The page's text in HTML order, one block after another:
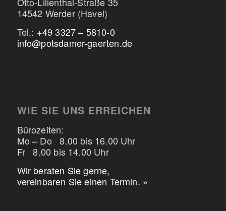
14542 Werder (Havel)
Tel.: +49 3327 – 5810-0
info@potsdamer-gaerten.de
WIE SIE UNS ERREICHEN
Bürozeiten:
Mo – Do 8.00 bis 16.00 Uhr
Fr 8.00 bis 14.00 Uhr
Wir beraten Sie gerne,
vereinbaren Sie einen Termin. »